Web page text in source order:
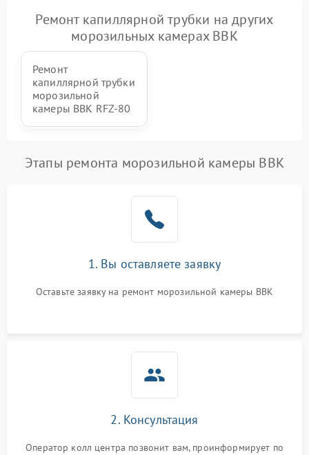
Ремонт капиллярной трубки на других
морозильных камерах BBK
Ремонт
капиллярной трубки
морозильной
камеры BBK RFZ-80
Этапы ремонта морозильной камеры BBK
1. Вы оставляете заявку
Оставьте заявку на ремонт морозильной камеры BBK
2. Консультация
Оператор колл центра позвонит вам, проинформирует по